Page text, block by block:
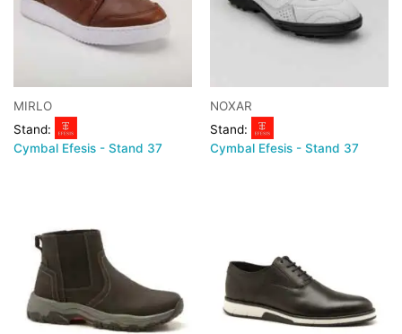
MIRLO
Stand:
Cymbal Efesis - Stand 37
NOXAR
Stand:
Cymbal Efesis - Stand 37